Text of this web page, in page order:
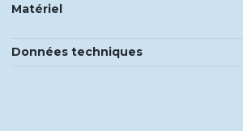
Matériel
Données techniques